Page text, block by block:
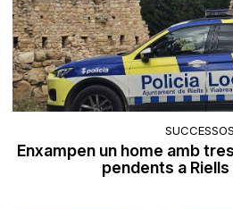
SUCCESSOS
Enxampen un home amb
pendents a